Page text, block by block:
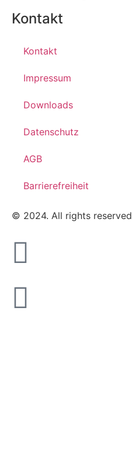
Kontakt
Kontakt
Impressum
Downloads
Datenschutz
AGB
Barrierefreiheit
© 2024. All rights reserved